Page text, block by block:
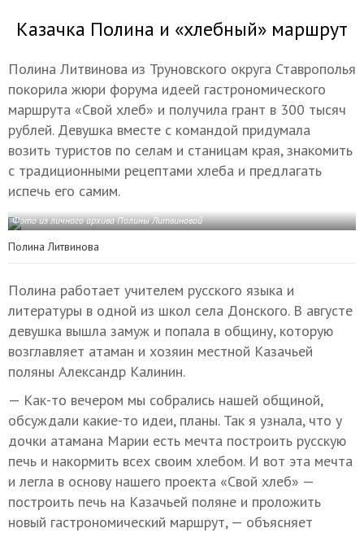
Казачка Полина и «хлебный» маршрут
Полина Литвинова из Труновского округа Ставрополья
покорила жюри форума идеей гастрономического
маршрута «Свой хлеб» и получила грант в 300 тысяч
рублей. Девушка вместе с командой придумала
возить туристов по селам и станицам края, знакомить
с традиционными рецептами хлеба и предлагать
испечь его самим.
Фото из личного архива Полины Литвиновой
Полина Литвинова
Полина работает учителем русского языка и
литературы в одной из школ села Донского. В августе
девушка вышла замуж и попала в общину, которую
возглавляет атаман и хозяин местной Казачьей
поляны Александр Калинин.
— Как-то вечером мы собрались нашей общиной,
обсуждали какие-то идеи, планы. Так я узнала, что у
дочки атамана Марии есть мечта построить русскую
печь и накормить всех своим хлебом. И вот эта мечта
и легла в основу нашего проекта «Свой хлеб» —
построить печь на Казачьей поляне и проложить
новый гастрономический маршрут, — объясняет